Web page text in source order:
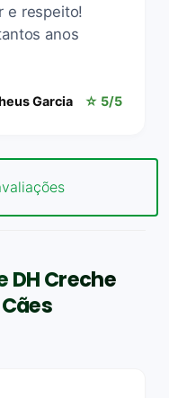
e respeito!
anos
Garcia ☆ 5/5
DH Creche